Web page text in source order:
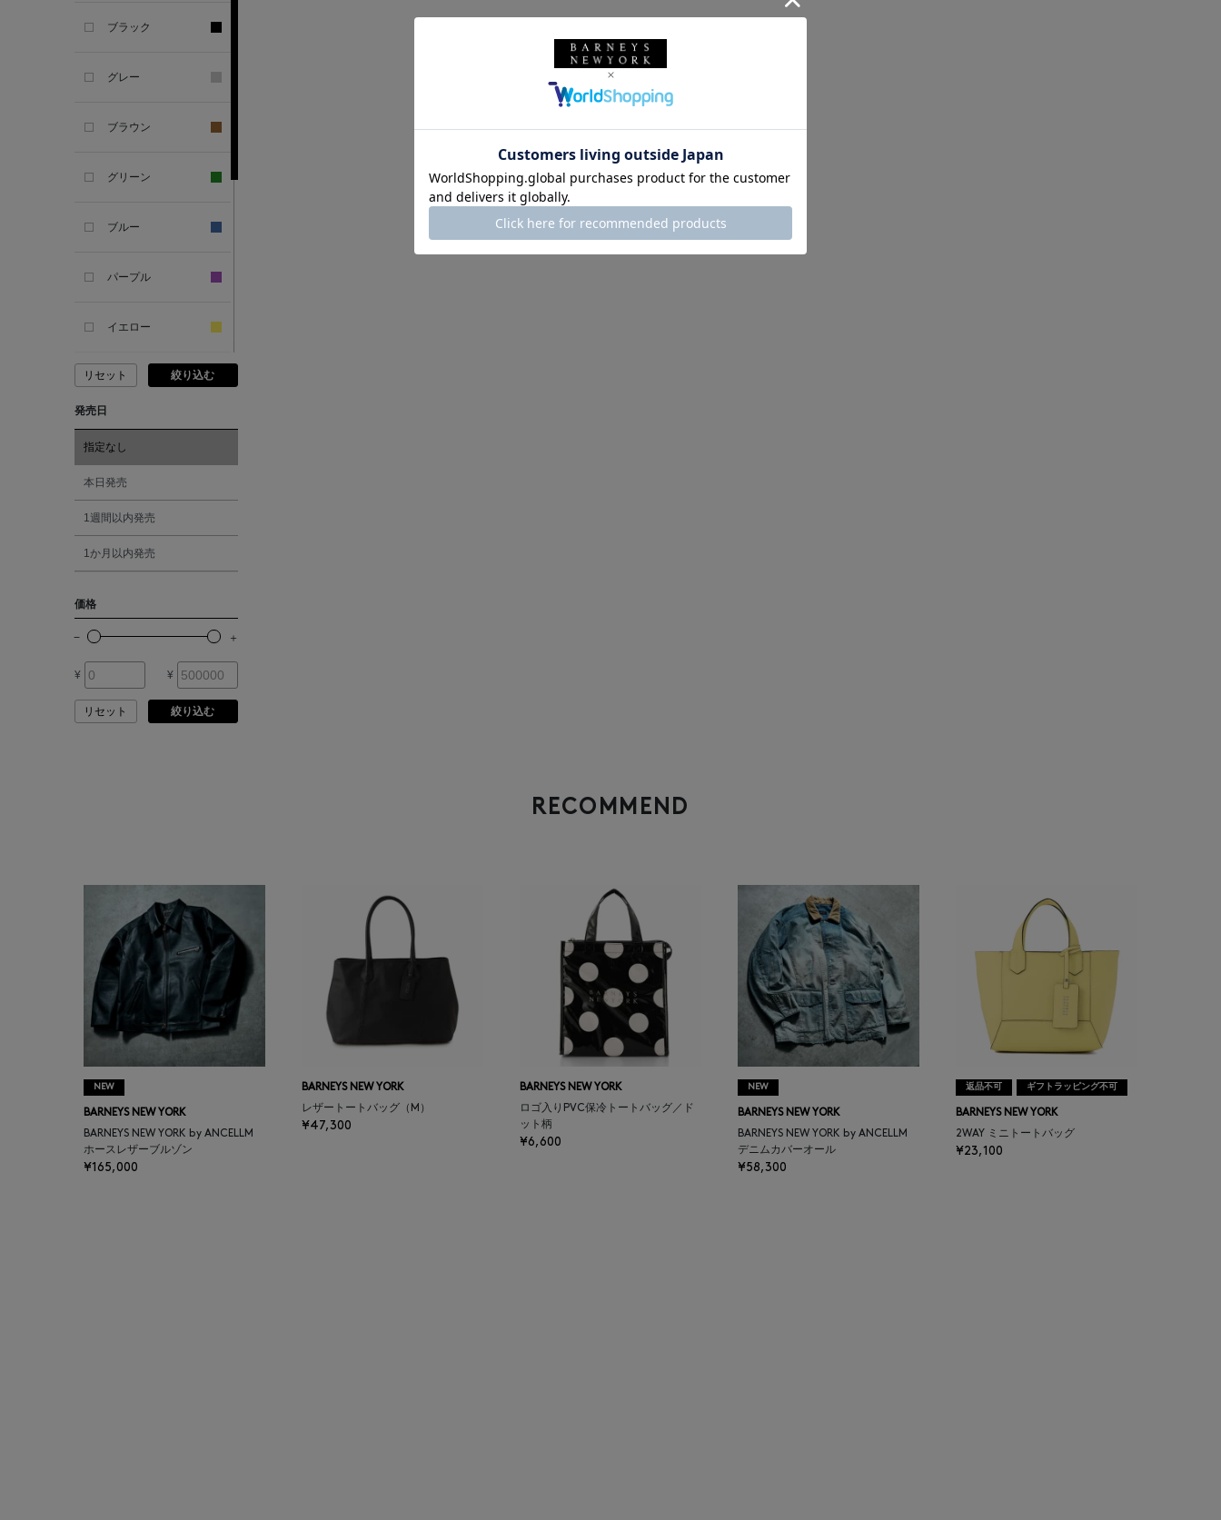
ANDERSONS
ANYA HINDMARCH
ARCS LONDON
ARIANNA
ARMA
ASAUCE MELER
ATHLETICS FTWR
ATTO VANNUCCI
FIRENZE
AURALEE
AUTRY
BAGUTTA
ブラック
グレー
ブラウン
グリーン
ブルー
パープル
イエロー
ピンク
レッド
オレンジ
シルバー
リセット 絞り込む
発売日
指定なし
本日発売
1週間以内発売
1か月以内発売
価格
¥ ¥
リセット 絞り込む
RECOMMEND
NEW
BARNEYS NEW YORK
BARNEYS NEW YORK by ANCELLM
ホースレザーブルゾン
¥165,000
BARNEYS NEW YORK
レザートートバッグ（M）
¥47,300
BARNEYS NEW YORK
ロゴ入りPVC保冷トートバッグ／ド
ット柄
¥6,600
NEW
BARNEYS NEW YORK
BARNEYS NEW YORK by ANCELLM
デニムカバーオール
¥58,300
返品不可 ギフトラッピング不可
BARNEYS NEW YORK
2WAY ミニトートバッグ
¥23,100